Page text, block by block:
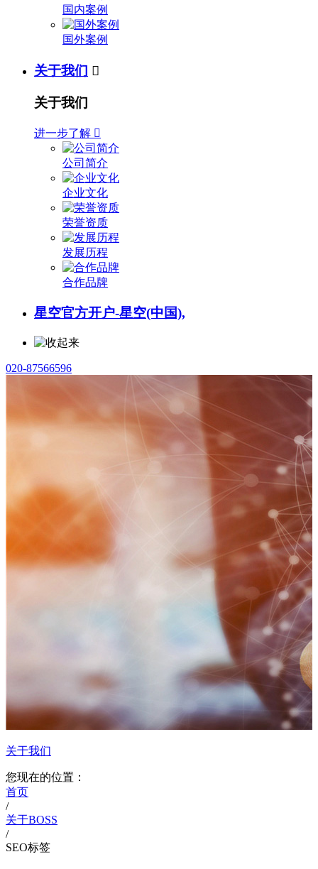
国内案例
国外案例
关于我们 
关于我们
进一步了解 
公司简介
企业文化
荣誉资质
发展历程
合作品牌
星空官方开户-星空(中国),
020-87566596
关于我们
您现在的位置：
首页
/
关于BOSS
/
SEO标签